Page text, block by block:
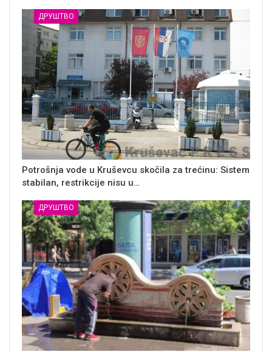
ДРУШТВО
Potrošnja vode u Kruševcu skočila za trećinu: Sistem
stabilan, restrikcije nisu u…
ДРУШТВО